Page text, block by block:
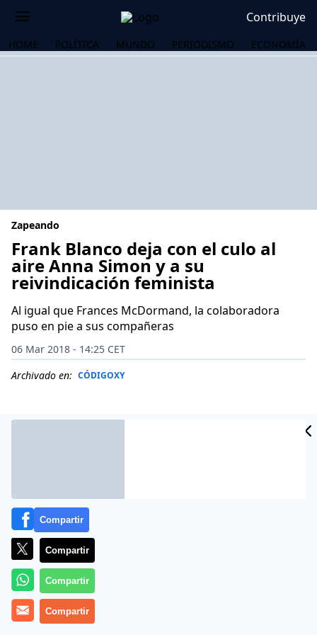
Contribuye
HOME POLÍTICA MUNDO PERIODISMO ECONOMÍA
Zapeando
Frank Blanco deja con el culo al
aire Anna Simon y a su
reivindicación feminista
Al igual que Frances McDormand, la colaboradora
puso en pie a sus compañeras
06 Mar 2018 - 14:25 CET
Archivado en: CÓDIGOXY
Más información
Compartir
Compartir
Compartir
Compartir